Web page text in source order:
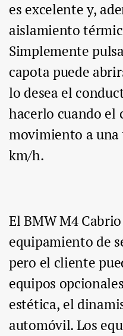
es excelente y,
aislamiento
Simplemente
capota puede
lo desea el
hacerlo cuando el
movimiento a una
km/h.
El BMW M4
equipamiento de
pero el cliente
equipos
estética, el
automóvil. Los